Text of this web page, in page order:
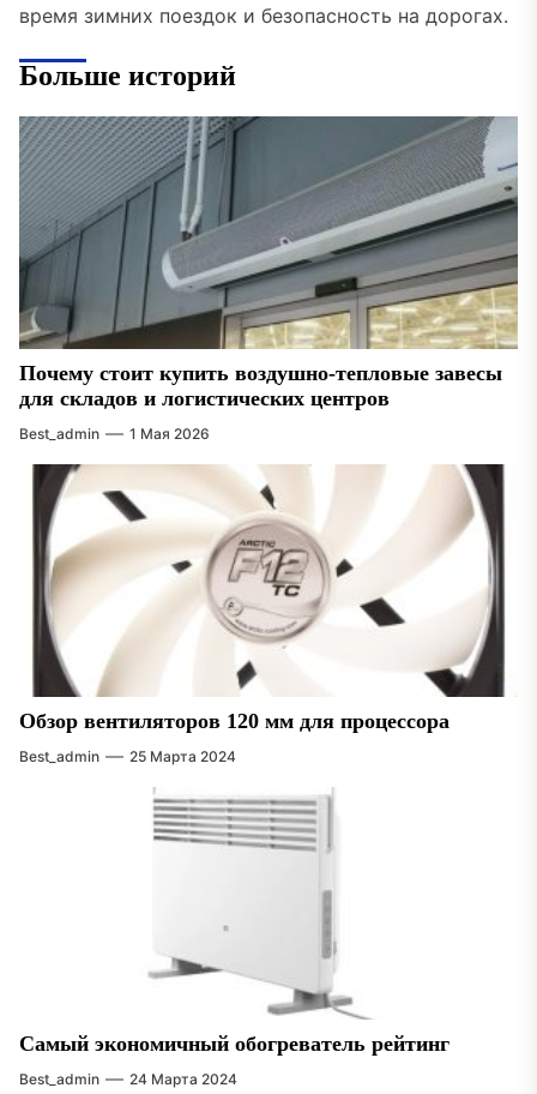
время зимних поездок и безопасность на дорогах.
Больше историй
Почему стоит купить воздушно-тепловые завесы
для складов и логистических центров
Best_admin 1 Мая 2026
Обзор вентиляторов 120 мм для процессора
Best_admin 25 Марта 2024
Самый экономичный обогреватель рейтинг
Best_admin 24 Марта 2024